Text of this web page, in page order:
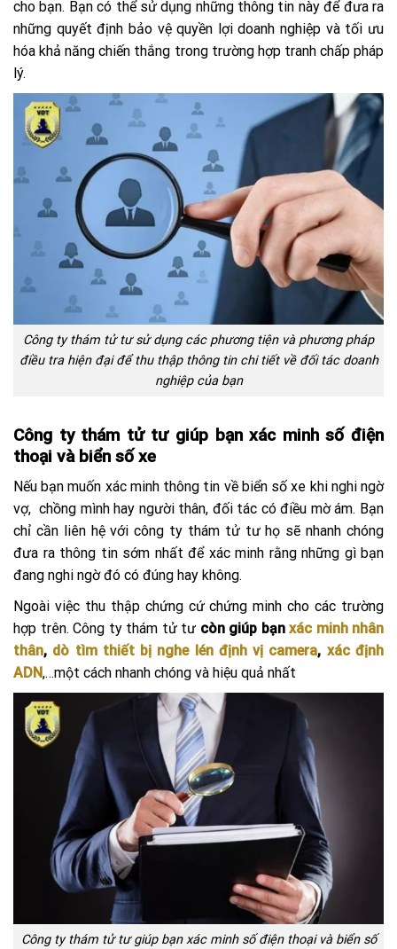
cho bạn. Bạn có thể sử dụng những thông tin này để đưa ra
những quyết định bảo vệ quyền lợi doanh nghiệp và tối ưu
hóa khả năng chiến thắng trong trường hợp tranh chấp pháp
lý.
Công ty thám tử tư sử dụng các phương tiện và phương pháp
điều tra hiện đại để thu thập thông tin chi tiết về đối tác doanh
nghiệp của bạn
Công ty thám tử tư giúp bạn xác minh số điện
thoại và biển số xe
Nếu bạn muốn xác minh thông tin về biển số xe khi nghi ngờ
vợ, chồng mình hay người thân, đối tác có điều mờ ám. Bạn
chỉ cần liên hệ với công ty thám tử tư họ sẽ nhanh chóng
đưa ra thông tin sớm nhất để xác minh rằng những gì bạn
đang nghi ngờ đó có đúng hay không.
Ngoài việc thu thập chứng cứ chứng minh cho các trường
hợp trên. Công ty thám tử tư còn giúp bạn xác minh nhân
thân, dò tìm thiết bị nghe lén định vị camera, xác định
ADN,…một cách nhanh chóng và hiệu quả nhất
Công ty thám tử tư giúp bạn xác minh số điện thoại và biển số